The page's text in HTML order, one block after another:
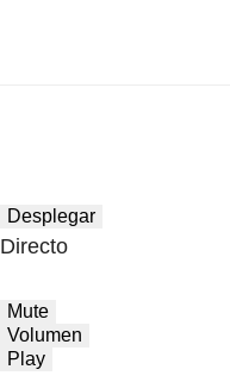
Desplegar
Directo
Mute
Volumen
Play